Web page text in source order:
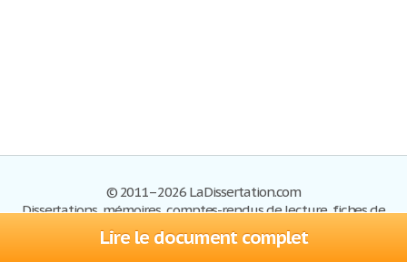
Lire le document complet
© 2011–2026 LaDissertation.com
Dissertations, mémoires, comptes-rendus de lecture, fiches de
lectures, exemples du BAC